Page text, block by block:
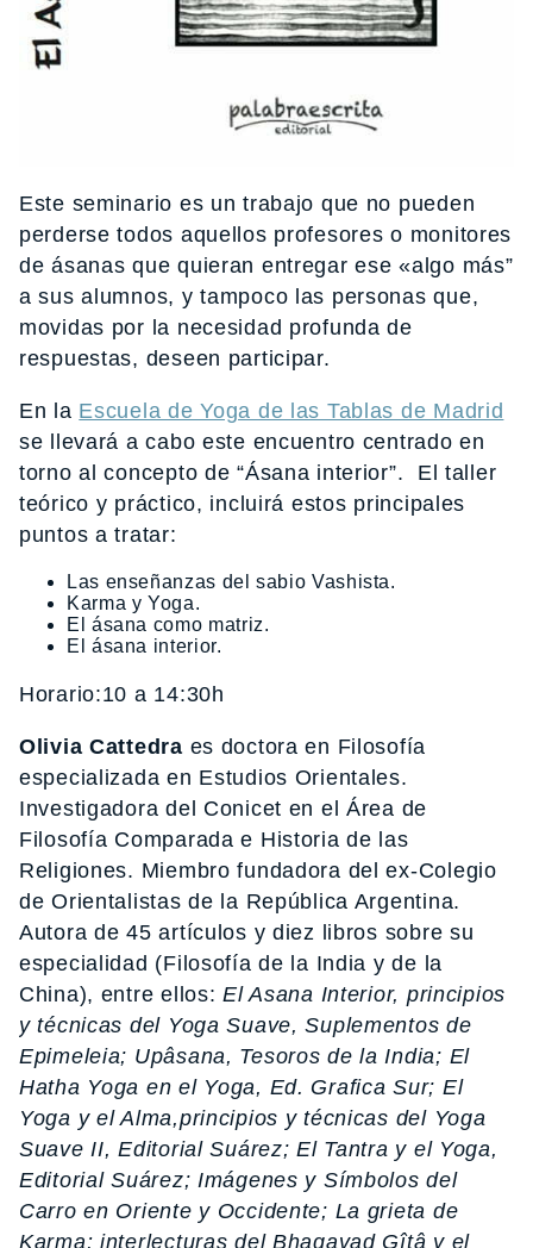
Este seminario es un trabajo que no pueden
perderse todos aquellos profesores o monitores
de ásanas que quieran entregar ese «algo más”
a sus alumnos, y tampoco las personas que,
movidas por la necesidad profunda de
respuestas, deseen participar.
En la Escuela de Yoga de las Tablas de Madrid
se llevará a cabo este encuentro centrado en
torno al concepto de “Ásana interior”. El taller
teórico y práctico, incluirá estos principales
puntos a tratar:
Las enseñanzas del sabio Vashista.
Karma y Yoga.
El ásana como matriz.
El ásana interior.
Horario:10 a 14:30h
Olivia Cattedra es doctora en Filosofía
especializada en Estudios Orientales.
Investigadora del Conicet en el Área de
Filosofía Comparada e Historia de las
Religiones. Miembro fundadora del ex-Colegio
de Orientalistas de la República Argentina.
Autora de 45 artículos y diez libros sobre su
especialidad (Filosofía de la India y de la
China), entre ellos:El Asana Interior, principios
y técnicas del Yoga Suave, Suplementos de
Epimeleia; Upâsana, Tesoros de la India; El
Hatha Yoga en el Yoga, Ed. Grafica Sur; El
Yoga y el Alma,principios y técnicas del Yoga
Suave II, Editorial Suárez; El Tantra y el Yoga,
Editorial Suárez; Imágenes y Símbolos del
Carro en Oriente y Occidente; La grieta de
Karma: interlecturas del Bhagavad Gîtâ y el